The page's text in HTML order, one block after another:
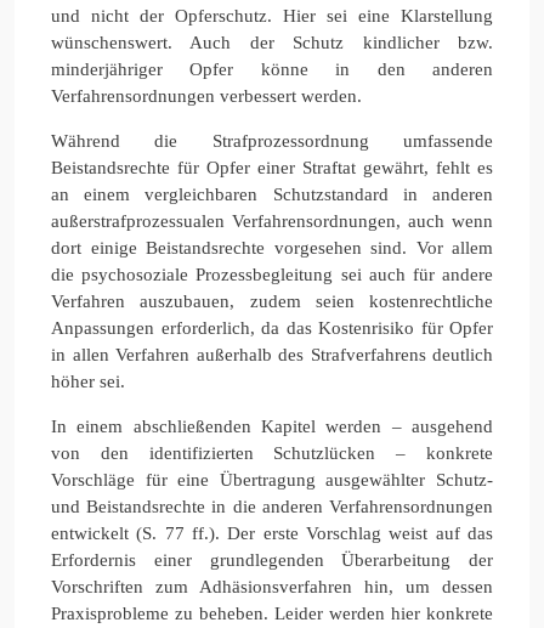
und nicht der Opferschutz. Hier sei eine Klarstellung
wünschenswert. Auch der Schutz kindlicher bzw.
minderjähriger Opfer könne in den anderen
Verfahrensordnungen verbessert werden.
Während die Strafprozessordnung umfassende
Beistandsrechte für Opfer einer Straftat gewährt, fehlt es
an einem vergleichbaren Schutzstandard in anderen
außerstrafprozessualen Verfahrensordnungen, auch wenn
dort einige Beistandsrechte vorgesehen sind. Vor allem
die psychosoziale Prozessbegleitung sei auch für andere
Verfahren auszubauen, zudem seien kostenrechtliche
Anpassungen erforderlich, da das Kostenrisiko für Opfer
in allen Verfahren außerhalb des Strafverfahrens deutlich
höher sei.
In einem abschließenden Kapitel werden – ausgehend
von den identifizierten Schutzlücken – konkrete
Vorschläge für eine Übertragung ausgewählter Schutz-
und Beistandsrechte in die anderen Verfahrensordnungen
entwickelt (S. 77 ff.). Der erste Vorschlag weist auf das
Erfordernis einer grundlegenden Überarbeitung der
Vorschriften zum Adhäsionsverfahren hin, um dessen
Praxisprobleme zu beheben. Leider werden hier konkrete